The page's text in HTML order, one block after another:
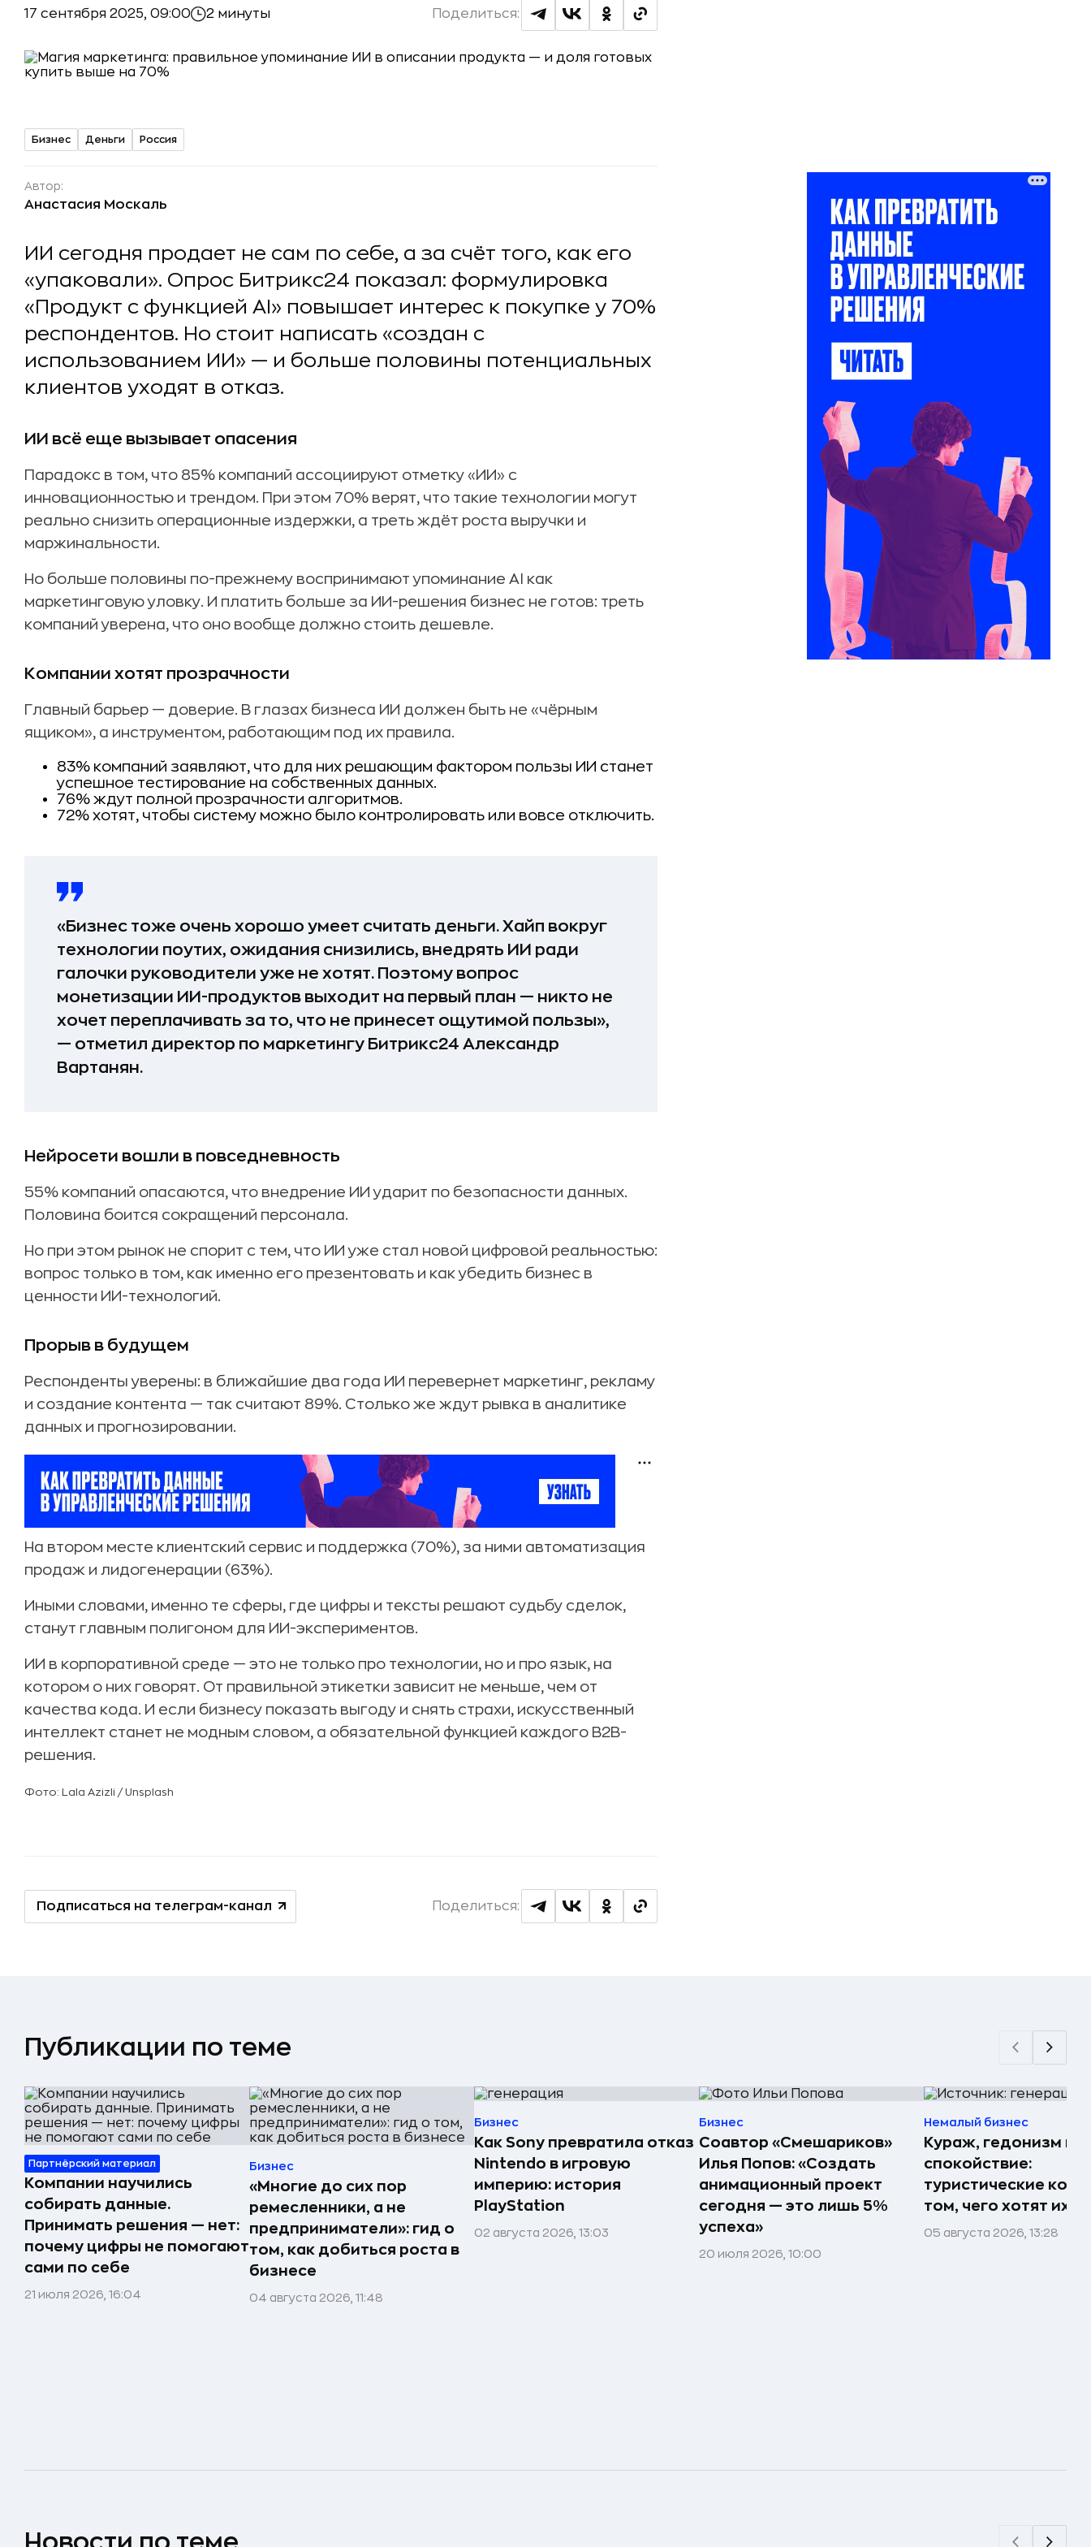
17 сентября 2025, 09:00 2 минуты Поделиться:
Бизнес Деньги Россия
Автор:
Анастасия Москаль
ИИ сегодня продает не сам по себе, а за счёт того, как его
«упаковали». Опрос Битрикс24 показал: формулировка
«Продукт с функцией AI» повышает интерес к покупке у 70%
респондентов. Но стоит написать «создан с
использованием ИИ» — и больше половины потенциальных
клиентов уходят в отказ.
ИИ всё еще вызывает опасения
Парадокс в том, что 85% компаний ассоциируют отметку «ИИ» с
инновационностью и трендом. При этом 70% верят, что такие технологии могут
реально снизить операционные издержки, а треть ждёт роста выручки и
маржинальности.
Но больше половины по-прежнему воспринимают упоминание AI как
маркетинговую уловку. И платить больше за ИИ-решения бизнес не готов: треть
компаний уверена, что оно вообще должно стоить дешевле.
Компании хотят прозрачности
Главный барьер — доверие. В глазах бизнеса ИИ должен быть не «чёрным
ящиком», а инструментом, работающим под их правила.
83% компаний заявляют, что для них решающим фактором пользы ИИ станет
успешное тестирование на собственных данных.
76% ждут полной прозрачности алгоритмов.
72% хотят, чтобы систему можно было контролировать или вовсе отключить.
«Бизнес тоже очень хорошо умеет считать деньги. Хайп вокруг
технологии поутих, ожидания снизились, внедрять ИИ ради
галочки руководители уже не хотят. Поэтому вопрос
монетизации ИИ-продуктов выходит на первый план — никто не
хочет переплачивать за то, что не принесет ощутимой пользы»,
— отметил директор по маркетингу Битрикс24 Александр
Вартанян.
Нейросети вошли в повседневность
55% компаний опасаются, что внедрение ИИ ударит по безопасности данных.
Половина боится сокращений персонала.
Но при этом рынок не спорит с тем, что ИИ уже стал новой цифровой реальностью:
вопрос только в том, как именно его презентовать и как убедить бизнес в
ценности ИИ-технологий.
Прорыв в будущем
Респонденты уверены: в ближайшие два года ИИ перевернет маркетинг, рекламу
и создание контента — так считают 89%. Столько же ждут рывка в аналитике
данных и прогнозировании.
На втором месте клиентский сервис и поддержка (70%), за ними автоматизация
продаж и лидогенерации (63%).
Иными словами, именно те сферы, где цифры и тексты решают судьбу сделок,
станут главным полигоном для ИИ-экспериментов.
ИИ в корпоративной среде — это не только про технологии, но и про язык, на
котором о них говорят. От правильной этикетки зависит не меньше, чем от
качества кода. И если бизнесу показать выгоду и снять страхи, искусственный
интеллект станет не модным словом, а обязательной функцией каждого B2B-
решения.
Фото: Lala Azizli / Unsplash
Подписаться на телеграм-канал Поделиться:
Публикации по теме
Партнёрский материал
Компании научились
собирать данные.
Принимать решения — нет:
почему цифры не помогают
сами по себе
21 июля 2026, 16:04
Бизнес
«Многие до сих пор
ремесленники, а не
предприниматели»: гид о
том, как добиться роста в
бизнесе
04 августа 2026, 11:48
Бизнес
Как Sony превратила отказ
Nintendo в игровую
империю: история
PlayStation
02 августа 2026, 13:03
Бизнес
Соавтор «Смешариков»
Илья Попов: «Создать
анимационный проект
сегодня — это лишь 5%
успеха»
20 июля 2026, 10:00
Немалый бизнес
Кураж, гедонизм и
спокойствие:
туристические
том, чего хотят их
05 августа 2026, 13:28
Новости по теме